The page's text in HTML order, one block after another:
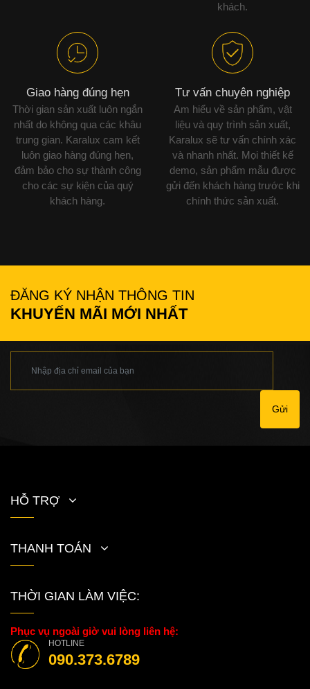
khách.
Giao hàng đúng hẹn
Thời gian sản xuất luôn ngắn
nhất do không qua các khâu
trung gian. Karalux cam kết
luôn giao hàng đúng hẹn,
đảm bảo cho sự thành công
cho các sự kiện của quý
khách hàng.
Tư vấn chuyên nghiệp
Am hiểu về sản phẩm, vật
liệu và quy trình sản xuất,
Karalux sẽ tư vấn chính xác
và nhanh nhất. Mọi thiết kế
demo, sản phẩm mẫu được
gửi đến khách hàng trước khi
chính thức sản xuất.
ĐĂNG KÝ NHẬN THÔNG TIN
KHUYẾN MÃI MỚI NHẤT
Gửi
HỖ TRỢ
THANH TOÁN
THỜI GIAN LÀM VIỆC:
Phục vụ ngoài giờ vui lòng liên hệ:
HOTLINE
090.373.6789